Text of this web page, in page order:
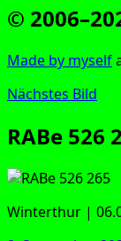
©
Made by mys­elf
Nächstes Bild
RABe 526
Win­ter­thur |